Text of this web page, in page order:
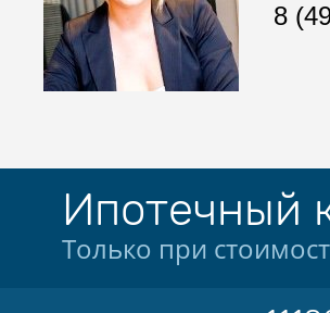
8
Ипотечный
Только при